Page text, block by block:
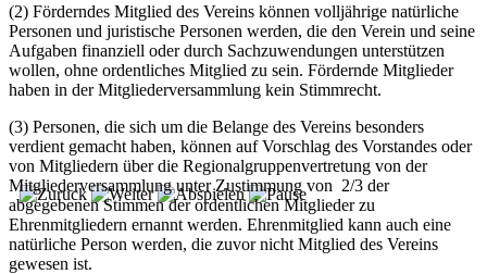
(2) Förderndes Mitglied des Vereins können volljährige natürliche
Personen und juristische Personen werden, die den Verein und seine
Aufgaben finanziell oder durch Sachzuwendungen unterstützen
wollen, ohne ordentliches Mitglied zu sein. Fördernde Mitglieder
haben in der Mitgliederversammlung kein Stimmrecht.
(3) Personen, die sich um die Belange des Vereins besonders
verdient gemacht haben, können auf Vorschlag des Vorstandes oder
von Mitgliedern über die Regionalgruppenvertretung von der
Mitgliederversammlung unter Zustimmung von 2/3 der
abgegebenen Stimmen der ordentlichen Mitglieder zu
Ehrenmitgliedern ernannt werden. Ehrenmitglied kann auch eine
natürliche Person werden, die zuvor nicht Mitglied des Vereins
gewesen ist.